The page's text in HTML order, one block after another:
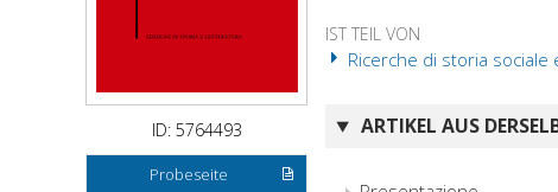
ID: 5764493
Probeseite
IST TEIL VON
Ricerche di storia sociale
ARTIKEL AUS